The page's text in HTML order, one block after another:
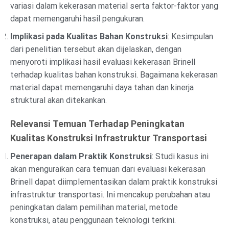
variasi dalam kekerasan material serta faktor-faktor yang
dapat memengaruhi hasil pengukuran.
Implikasi pada Kualitas Bahan Konstruksi: Kesimpulan
dari penelitian tersebut akan dijelaskan, dengan
menyoroti implikasi hasil evaluasi kekerasan Brinell
terhadap kualitas bahan konstruksi. Bagaimana kekerasan
material dapat memengaruhi daya tahan dan kinerja
struktural akan ditekankan.
Relevansi Temuan Terhadap Peningkatan
Kualitas Konstruksi Infrastruktur Transportasi
Penerapan dalam Praktik Konstruksi: Studi kasus ini
akan menguraikan cara temuan dari evaluasi kekerasan
Brinell dapat diimplementasikan dalam praktik konstruksi
infrastruktur transportasi. Ini mencakup perubahan atau
peningkatan dalam pemilihan material, metode
konstruksi, atau penggunaan teknologi terkini.